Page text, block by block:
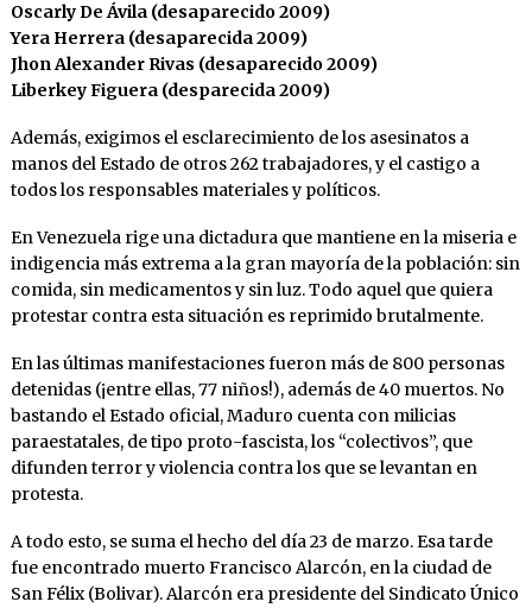
Oscarly De Ávila (desaparecido 2009)
Yera Herrera (desaparecida 2009)
Jhon Alexander Rivas (desaparecido 2009)
Liberkey Figuera (desparecida 2009)
Además, exigimos el esclarecimiento de los asesinatos a
manos del Estado de otros 262 trabajadores, y el castigo a
todos los responsables materiales y políticos.
En Venezuela rige una dictadura que mantiene en la miseria e
indigencia más extrema a la gran mayoría de la población: sin
comida, sin medicamentos y sin luz. Todo aquel que quiera
protestar contra esta situación es reprimido brutalmente.
En las últimas manifestaciones fueron más de 800 personas
detenidas (¡entre ellas, 77 niños!), además de 40 muertos. No
bastando el Estado oficial, Maduro cuenta con milicias
paraestatales, de tipo proto-fascista, los “colectivos”, que
difunden terror y violencia contra los que se levantan en
protesta.
A todo esto, se suma el hecho del día 23 de marzo. Esa tarde
fue encontrado muerto Francisco Alarcón, en la ciudad de
San Félix (Bolivar). Alarcón era presidente del Sindicato Único